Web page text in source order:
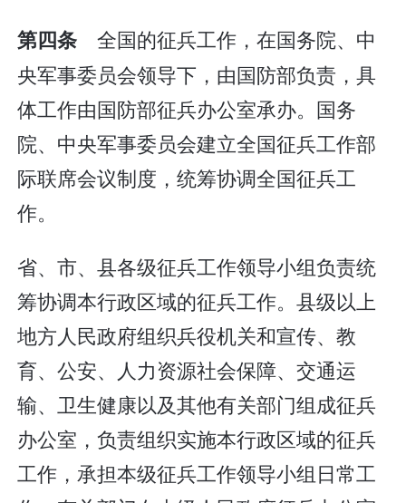
第四条 全国的征兵工作，在国务院、中
央军事委员会领导下，由国防部负责，具
体工作由国防部征兵办公室承办。国务
院、中央军事委员会建立全国征兵工作部
际联席会议制度，统筹协调全国征兵工
作。
省、市、县各级征兵工作领导小组负责统
筹协调本行政区域的征兵工作。县级以上
地方人民政府组织兵役机关和宣传、教
育、公安、人力资源社会保障、交通运
输、卫生健康以及其他有关部门组成征兵
办公室，负责组织实施本行政区域的征兵
工作，承担本级征兵工作领导小组日常工